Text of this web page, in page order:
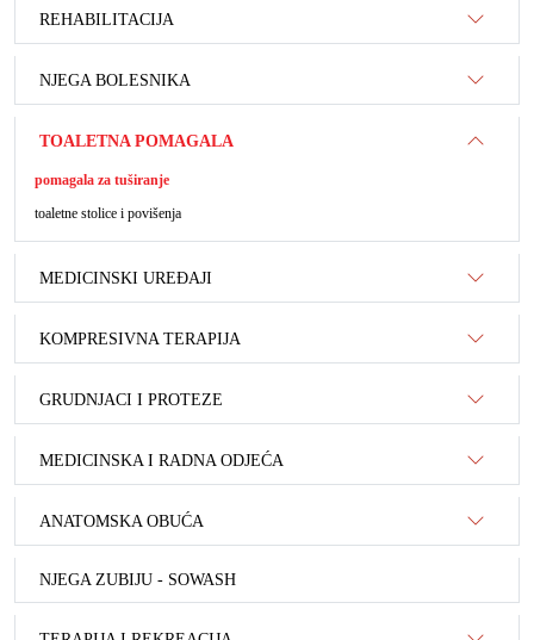
REHABILITACIJA
NJEGA BOLESNIKA
TOALETNA POMAGALA
pomagala za tuširanje
toaletne stolice i povišenja
MEDICINSKI UREĐAJI
KOMPRESIVNA TERAPIJA
GRUDNJACI I PROTEZE
MEDICINSKA I RADNA ODJEĆA
ANATOMSKA OBUĆA
NJEGA ZUBIJU - SOWASH